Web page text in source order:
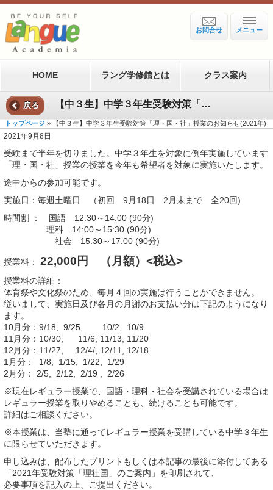
メニュー
お問合せ
HOME ラング学修館とは クラス案内
戻る 【中３生】中学３年生受験対策「理・国・社」授業のお知らせ(2021年)
トップページ » 【中３生】中学３年生受験対策「理・国・社」授業のお知らせ(2021年)
2021年9月8日
受験まで半年を切りました。中学３年生を対象に例年実施しています
「理・国・社」授業の授業を今年も希望者を対象に実施いたします。
途中からの参加可能です。
実施日：毎週土曜日 （初回 9月18日 2月末まで 全20回)
時間割 ： 国語 12:30～14:00 (90分)
理科 14:00～15:30 (90分)
社会 15:30～17:00 (90分)
授業料： 22,000円 （月額）<税込>
授業料の詳細：
体育祭や文化祭のため、毎月４回の実施は行うことができません。
従いまして、実施日及び各月の月謝のお支払い分は下記のようになり
ます。
10月分：9/18, 9/25, 10/2, 10/9
11月分：10/30, 11/6, 11/13, 11/20
12月分：11/27, 12/4/, 12/11, 12/18
1月分： 1/8, 1/15, 1/22, 1/29
2月分： 2/5, 2/12, 2/19 , 2/26
※現在レギュラー授業で、国語・理科・社会を受講されている場合は
レギュラー授業を取りやめることも、続けることも可能です。
詳細はご相談ください。
※本授業は、当塾に通ってレギュラー授業を受講している中学３年生
に限らせていただきます。
申し込みは、配布したプリントもしくは本記事の最後に添付してある
「2021年受験対策「理社国」のご案内」を印刷されて、
必要事項を記入の上、ご提出ください。